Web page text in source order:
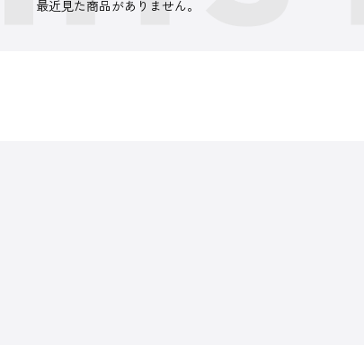
最近見た商品がありません。